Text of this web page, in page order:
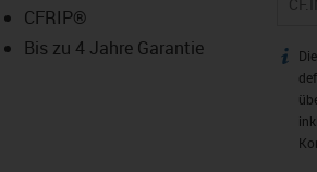
CFRIP®
Bis zu 4 Jahre Garantie